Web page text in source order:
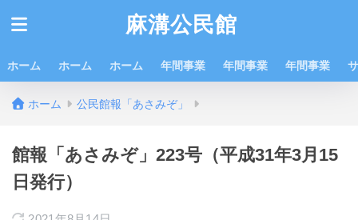
麻溝公民館
ホーム ホーム ホーム 年間事業 年間事業 年間事業
ホーム 公民館報「あさみぞ」
館報「あさみぞ」223号（平成31年3月15
日発行）